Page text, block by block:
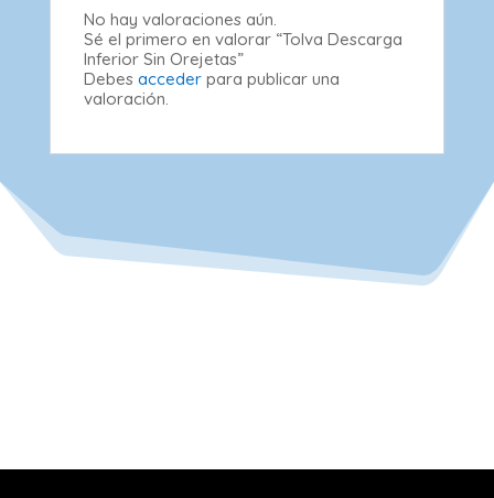
No hay valoraciones aún.
Sé el primero en valorar “Tolva Descarga
Inferior Sin Orejetas”
Debes accederpara publicar una
valoración.